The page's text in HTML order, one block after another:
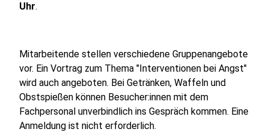
Uhr.
Mitarbeitende stellen verschiedene Gruppenangebote
vor. Ein Vortrag zum Thema "Interventionen bei Angst"
wird auch angeboten. Bei Getränken, Waffeln und
Obstspießen können Besucher:innen mit dem
Fachpersonal unverbindlich ins Gespräch kommen. Eine
Anmeldung ist nicht erforderlich.